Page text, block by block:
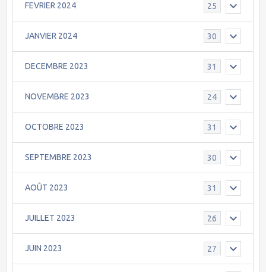
FEVRIER 2024 25
JANVIER 2024 30
DECEMBRE 2023 31
NOVEMBRE 2023 24
OCTOBRE 2023 31
SEPTEMBRE 2023 30
AOÛT 2023 31
JUILLET 2023 26
JUIN 2023 27